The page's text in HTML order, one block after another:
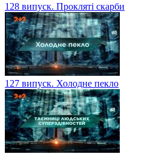
128 випуск. Прокляті скарби
127 випуск. Холодне пекло